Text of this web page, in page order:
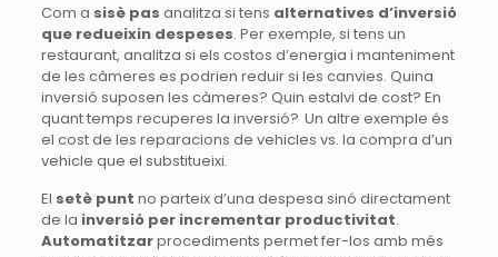
Com a sisè pas analitza si tens alternatives d’inversió
que redueixin despeses. Per exemple, si tens un
restaurant, analitza si els costos d’energia i manteniment
de les càmeres es podrien reduir si les canvies. Quina
inversió suposen les càmeres? Quin estalvi de cost? En
quant temps recuperes la inversió? Un altre exemple és
el cost de les reparacions de vehicles vs. la compra d’un
vehicle que el substitueixi.
El setè punt no parteix d’una despesa sinó directament
de la inversió per incrementar productivitat.
Automatitzarprocediments permet fer-los amb més